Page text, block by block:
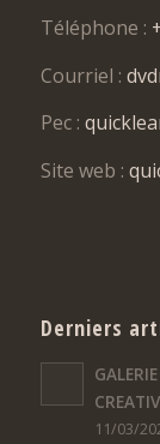
Téléphone :
Courriel :
Pec :
Site web :
Derniers
11/03/